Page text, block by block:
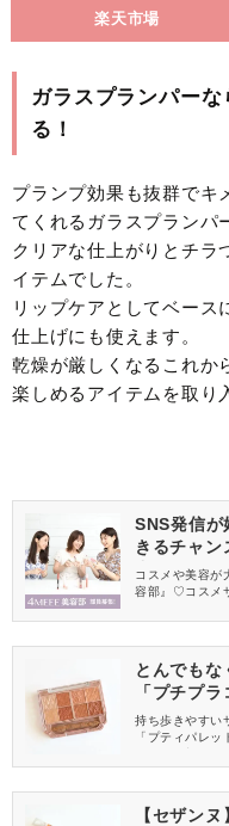
楽天市場
ガラスプランパー
る！
プランプ効果も抜群でキ
てくれるガラスプランパ
クリアな仕上がりとチラ
イテムでした。
リップケアとしてベース
仕上げにも使えます。
乾燥が厳しくなるこれか
楽しめるアイテムを取り
SNS発信が
きるチャン
中
コスメや美容が
容部』♡コスメ
とんでも
「プチプラ
持ち歩きやすい
「プティパレ
イテムです！今
【セザン